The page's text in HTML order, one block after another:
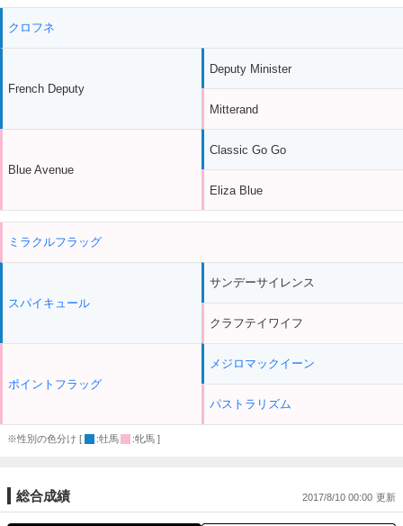
クロフネ
French Deputy
Blue Avenue
Deputy Minister
Mitterand
Classic Go Go
Eliza Blue
ミラクルフラッグ
スパイキュール
ポイントフラッグ
サンデーサイレンス
クラフテイワイフ
メジロマックイーン
パストラリズム
※性別の色分け [ :牡馬 :牝馬 ]
総合成績 2017/8/10 00:00